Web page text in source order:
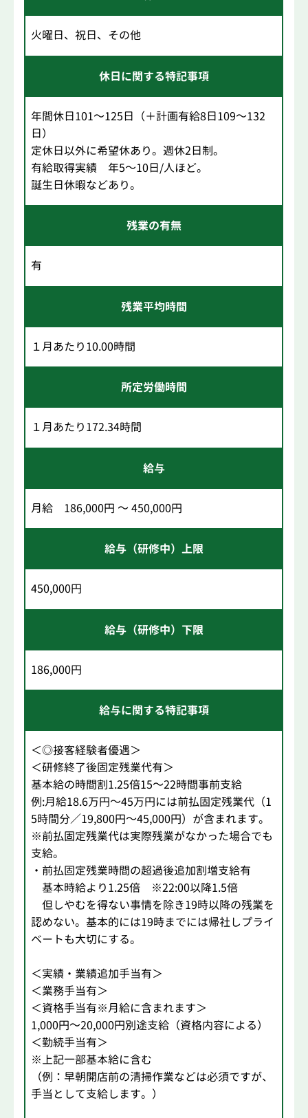
火曜日、祝日、その他
休日に関する特記事項
年間休日101～125日（＋計画有給8日109～132
日）
定休日以外に希望休あり。週休2日制。
有給取得実績 年5～10日/人ほど。
誕生日休暇などあり。
残業の有無
有
残業平均時間
１月あたり10.00時間
所定労働時間
１月あたり172.34時間
給与
月給 186,000円 ～ 450,000円
給与（研修中）上限
450,000円
給与（研修中）下限
186,000円
給与に関する特記事項
＜◎接客経験者優遇＞
＜研修終了後固定残業代有＞
基本給の時間割1.25倍15～22時間事前支給
例:月給18.6万円～45万円には前払固定残業代（1
5時間分／19,800円～45,000円）が含まれます。
※前払固定残業代は実際残業がなかった場合でも
支給。
・前払固定残業時間の超過後追加割増支給有
基本時給より1.25倍 ※22:00以降1.5倍
但しやむを得ない事情を除き19時以降の残業を
認めない。基本的には19時までには帰社しプライ
ベートも大切にする。
＜実績・業績追加手当有＞
＜業務手当有＞
＜資格手当有※月給に含まれます＞
1,000円～20,000円別途支給（資格内容による）
＜勤続手当有＞
※上記一部基本給に含む
（例：早朝開店前の清掃作業などは必須ですが、
手当として支給します。）